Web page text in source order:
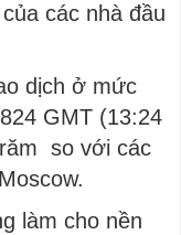
các nhà đầu
dịch ở mức
GMT (13:24
so với các
làm cho nền